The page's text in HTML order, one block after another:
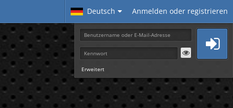
Deutsch Anmelden oder registrieren
Erweitert